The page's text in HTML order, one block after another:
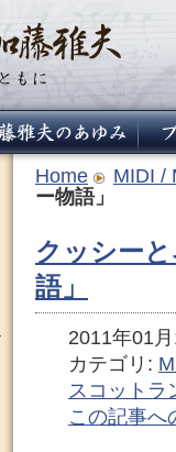
Home
MIDI /
ー物語」
クッシー
語」
2011年01
カテゴリ:
スコットラ
この記事へ